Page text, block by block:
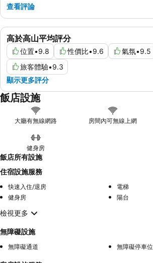
高於高山平均評分
位置•9.8 性價比•9.6 氣氛•9.5
旅客體驗•9.3
顯示更多評分
查看評論
飯店設施
大廳有無線網路 房間內可無線上網
健身房
飯店所有設施
住宿設施服務
快速入住/退房
電梯
健身房
陽台
檢視更多
無障礙設施
無障礙通道 無障礙停車位